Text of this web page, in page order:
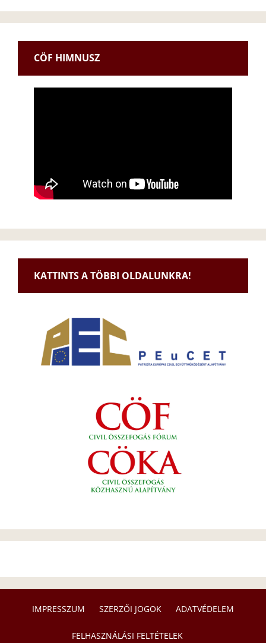
CÖF HIMNUSZ
KATTINTS A TÖBBI OLDALUNKRA!
IMPRESSZUM SZERZŐI JOGOK ADATVÉDELEM
FELHASZNÁLÁSI FELTÉTELEK